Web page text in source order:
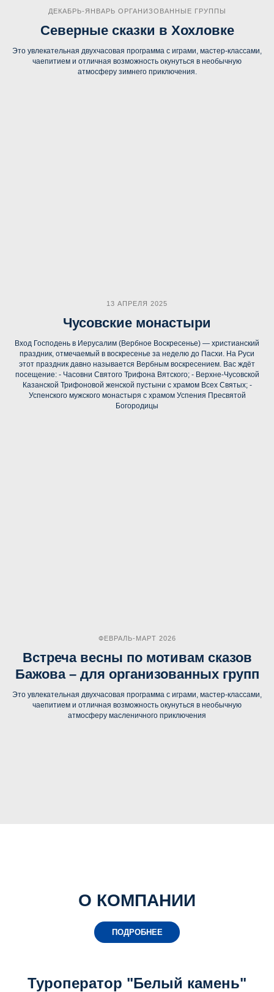
ДЕКАБРЬ-ЯНВАРЬ ОРГАНИЗОВАННЫЕ ГРУППЫ
Северные сказки в Хохловке
Это увлекательная двухчасовая программа с играми, мастер-классами,
чаепитием и отличная возможность окунуться в необычную
атмосферу зимнего приключения.
13 АПРЕЛЯ 2025
Чусовские монастыри
Вход Господень в Иерусалим (Вербное Воскресенье) — христианский
праздник, отмечаемый в воскресенье за неделю до Пасхи. На Руси
этот праздник давно называется Вербным воскресением. Вас ждёт
посещение: - Часовни Святого Трифона Вятского; - Верхне-Чусовской
Казанской Трифоновой женской пустыни с храмом Всех Святых; -
Успенского мужского монастыря с храмом Успения Пресвятой
Богородицы
ФЕВРАЛЬ-МАРТ 2026
Встреча весны по мотивам сказов
Бажова – для организованных групп
Это увлекательная двухчасовая программа с играми, мастер-классами,
чаепитием и отличная возможность окунуться в необычную
атмосферу масленичного приключения
О КОМПАНИИ
ПОДРОБНЕЕ
Туроператор "Белый камень"